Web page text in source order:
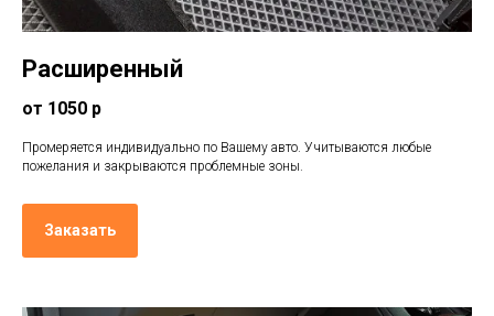
Расширенный
от 1050 р
Промеряется индивидуально по Вашему авто. Учитываются любые
пожелания и закрываются проблемные зоны.
Заказать